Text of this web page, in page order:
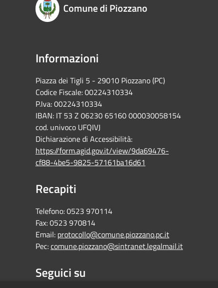
Comune di Piozzano
Informazioni
Piazza dei Tigli 5 - 29010 Piozzano (PC)
Codice Fiscale: 00224310334
P.Iva: 00224310334
IBAN: IT 53 Z 06230 65160 000030058154
cod. univoco UFQIVJ
Dichiarazione di Accessibilità:
https://form.agid.gov.it/view/9da69476-
cf88-4be5-9825-57161ba16d61
Recapiti
Telefono:0523 970114
Fax:0523 970814
Email: protocollo@comune.piozzano.pc.it
Pec:comune.piozzano@sintranet.legalmail.it
Seguici su